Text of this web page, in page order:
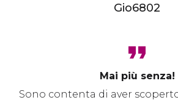
Gio6802
Mai più senza!
Sono contenta di aver